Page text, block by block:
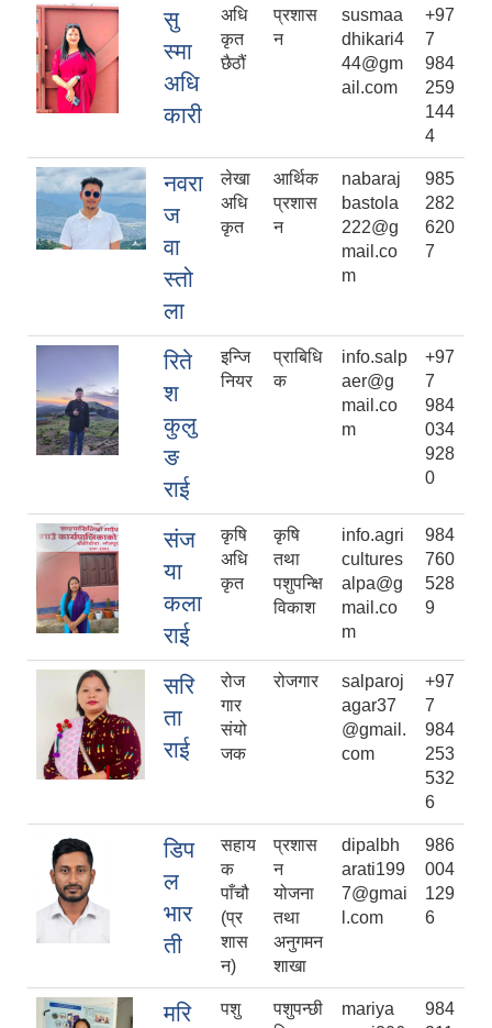
सु
स्मा
अधि
कारी
अधि
कृत
छैठौं
प्रशास
न
susmaa
dhikari4
44@gm
ail.com
+97
7
984
259
144
4
नवरा
ज
वा
स्तो
ला
लेखा
अधि
कृत
आर्थिक
प्रशास
न
nabaraj
bastola
222@g
mail.co
m
985
282
620
7
रिते
श
कुलु
ङ
राई
इन्जि
नियर
प्राबिधि
क
info.salp
aer@g
mail.co
m
+97
7
984
034
928
0
संज
या
कला
राई
कृषि
अधि
कृत
कृषि
तथा
पशुपन्क्षि
विकाश
info.agri
cultures
alpa@g
mail.co
m
984
760
528
9
सरि
ता
राई
रोज
गार
संयो
जक
रोजगार
salparoj
agar37
@gmail.
com
+97
7
984
253
532
6
डिप
ल
भार
ती
सहाय
क
पाँचौ
(प्र
शास
न)
प्रशास
न
योजना
तथा
अनुगमन
शाखा
dipalbh
arati199
7@gmai
l.com
986
004
129
6
मरि
पशु
पशुपन्छी
mariya
984